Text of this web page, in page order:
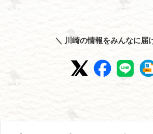
＼ 川崎の情報をみんなに届